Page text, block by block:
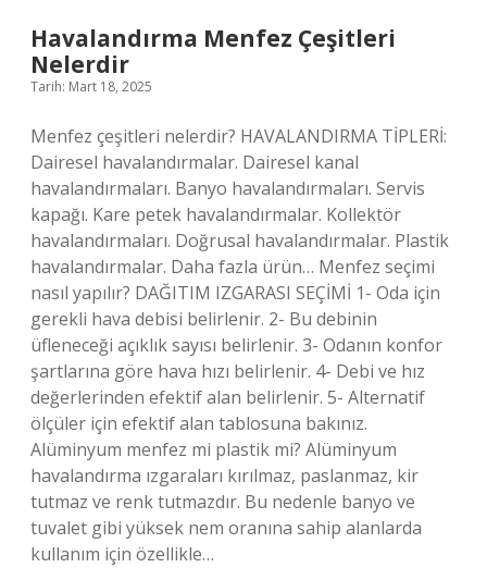
Havalandırma Menfez Çeşitleri
Nelerdir
Tarih: Mart 18, 2025
Menfez çeşitleri nelerdir? HAVALANDIRMA TİPLERİ:
Dairesel havalandırmalar. Dairesel kanal
havalandırmaları. Banyo havalandırmaları. Servis
kapağı. Kare petek havalandırmalar. Kollektör
havalandırmaları. Doğrusal havalandırmalar. Plastik
havalandırmalar. Daha fazla ürün… Menfez seçimi
nasıl yapılır? DAĞITIM IZGARASI SEÇİMİ 1- Oda için
gerekli hava debisi belirlenir. 2- Bu debinin
üfleneceği açıklık sayısı belirlenir. 3- Odanın konfor
şartlarına göre hava hızı belirlenir. 4- Debi ve hız
değerlerinden efektif alan belirlenir. 5- Alternatif
ölçüler için efektif alan tablosuna bakınız.
Alüminyum menfez mi plastik mi? Alüminyum
havalandırma ızgaraları kırılmaz, paslanmaz, kir
tutmaz ve renk tutmazdır. Bu nedenle banyo ve
tuvalet gibi yüksek nem oranına sahip alanlarda
kullanım için özellikle…